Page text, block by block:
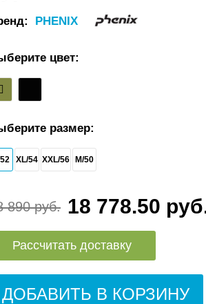
PHENIX
цвет:
размер:
XL/54 XXL/56 M/50
890 руб. 18 778.50
Рассчитать доставку
ДОБАВИТЬ В КОРЗИНУ